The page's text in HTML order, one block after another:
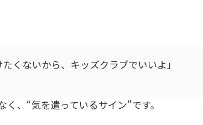
くないから、キッズクラブでいいよ」
、“気を遣っているサイン”です。